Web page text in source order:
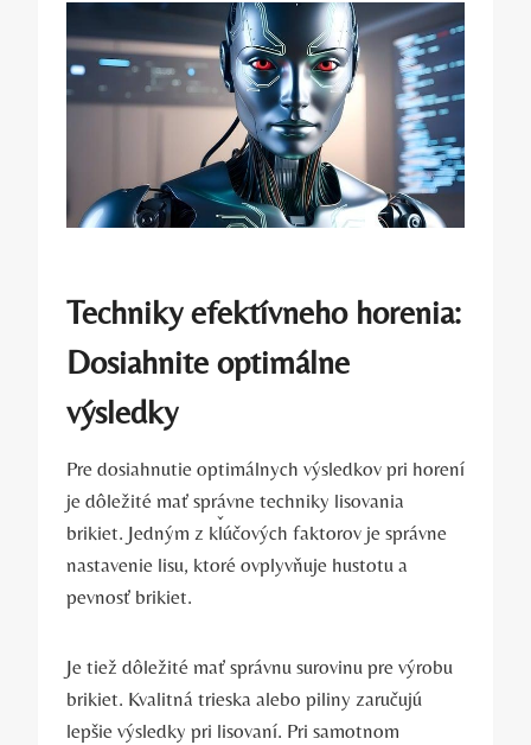
Techniky efektívneho horenia:
Dosiahnite optimálne
výsledky
Pre dosiahnutie optimálnych výsledkov pri ‌horení
je dôležité mať správne techniky lisovania
brikiet. Jedným z kľúčových faktorov je správne
⁤nastavenie lisu, ktoré ovplyvňuje hustotu ⁣a
pevnosť brikiet.
Je tiež dôležité mať správnu surovinu pre​ výrobu
brikiet. Kvalitná trieska alebo ⁣piliny zaručujú
lepšie výsledky pri lisovaní. Pri samotnom